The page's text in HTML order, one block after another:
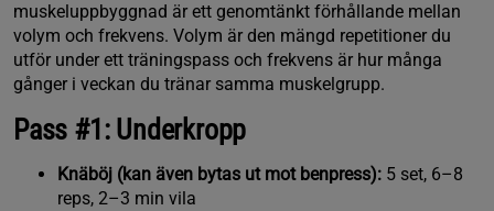
muskeluppbyggnad är ett genomtänkt förhållande mellan
volym och frekvens. Volym är den mängd repetitioner du
utför under ett träningspass och frekvens är hur många
gånger i veckan du tränar samma muskelgrupp.
Pass #1: Underkropp
Knäböj (kan även bytas ut mot benpress): 5 set, 6–8
reps, 2–3 min vila